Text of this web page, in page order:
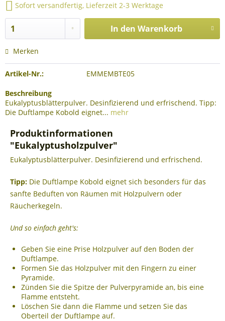
Sofort versandfertig, Lieferzeit 2-3 Werktage
In den Warenkorb
Merken
Artikel-Nr.: EMMEMBTE05
Beschreibung
Eukalyptusblätterpulver. Desinfizierend und erfrischend. Tipp:
Die Duftlampe Kobold eignet... mehr
Produktinformationen
"Eukalyptusholzpulver"
Eukalyptusblätterpulver. Desinfizierend und erfrischend.
Tipp: Die Duftlampe Kobold eignet sich besonders für das
sanfte Beduften von Räumen mit Holzpulvern oder
Räucherkegeln.
Und so einfach geht's:
Geben Sie eine Prise Holzpulver auf den Boden der
Duftlampe.
Formen Sie das Holzpulver mit den Fingern zu einer
Pyramide.
Zünden Sie die Spitze der Pulverpyramide an, bis eine
Flamme entsteht.
Löschen Sie dann die Flamme und setzen Sie das
Oberteil der Duftlampe auf.